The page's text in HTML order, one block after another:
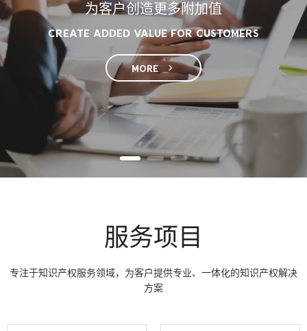
为客户创造更多附加值
CREATE ADDED VALUE FOR CUSTOMERS
MORE 
服务项目
专注于知识产权服务领域，为客户提供专业、一体化的知识产权解决
方案